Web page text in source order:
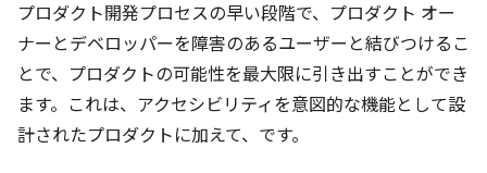
プロダクト開発プロセスの早い段階で、プロダクト オー
ナーとデベロッパーを障害のあるユーザーと結びつけるこ
とで、プロダクトの可能性を最大限に引き出すことができ
ます。これは、アクセシビリティを意図的な機能として設
計されたプロダクトに加えて、です。